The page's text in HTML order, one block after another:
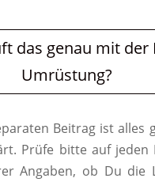
das genau mit der
Umrüstung?
Beitrag ist alles
Prüfe bitte auf jeden
Angaben, ob Du die